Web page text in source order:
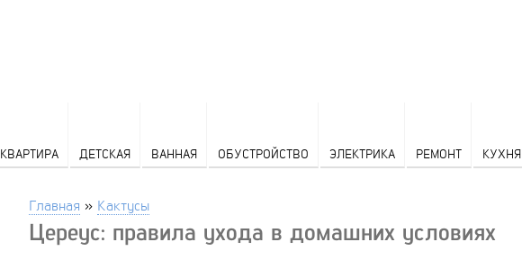
КВАРТИРА ДЕТСКАЯ ВАННАЯ ОБУСТРОЙСТВО ЭЛЕКТРИКА РЕМОНТ КУХНЯ
Главная » Кактусы
Цереус: правила ухода в домашних условиях